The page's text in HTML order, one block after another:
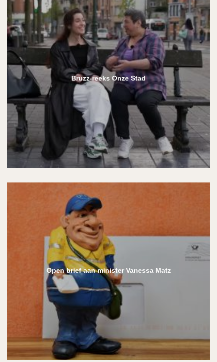
Bruzz-reeks Onze Stad
Open brief aan minister Vanessa Matz